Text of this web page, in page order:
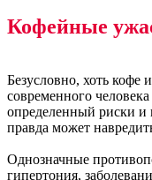
Кофейные
Безусловно, хоть кофе
современного
определенный риски и
правда может
Однозначные
гипертония,